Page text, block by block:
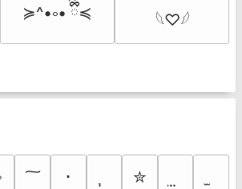
≽^•༚• ྀིྀ≼ 𓆩♡𓆪
･ ✮